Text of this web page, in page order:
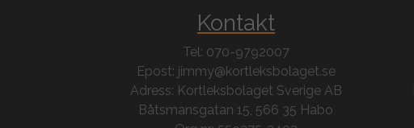
Kontakt
Tel: 070-9792007
Epost: jimmy@kortleksbolaget.se
Adress: Kortleksbolaget Sverige AB
Båtsmansgatan 15, 566 35 Habo